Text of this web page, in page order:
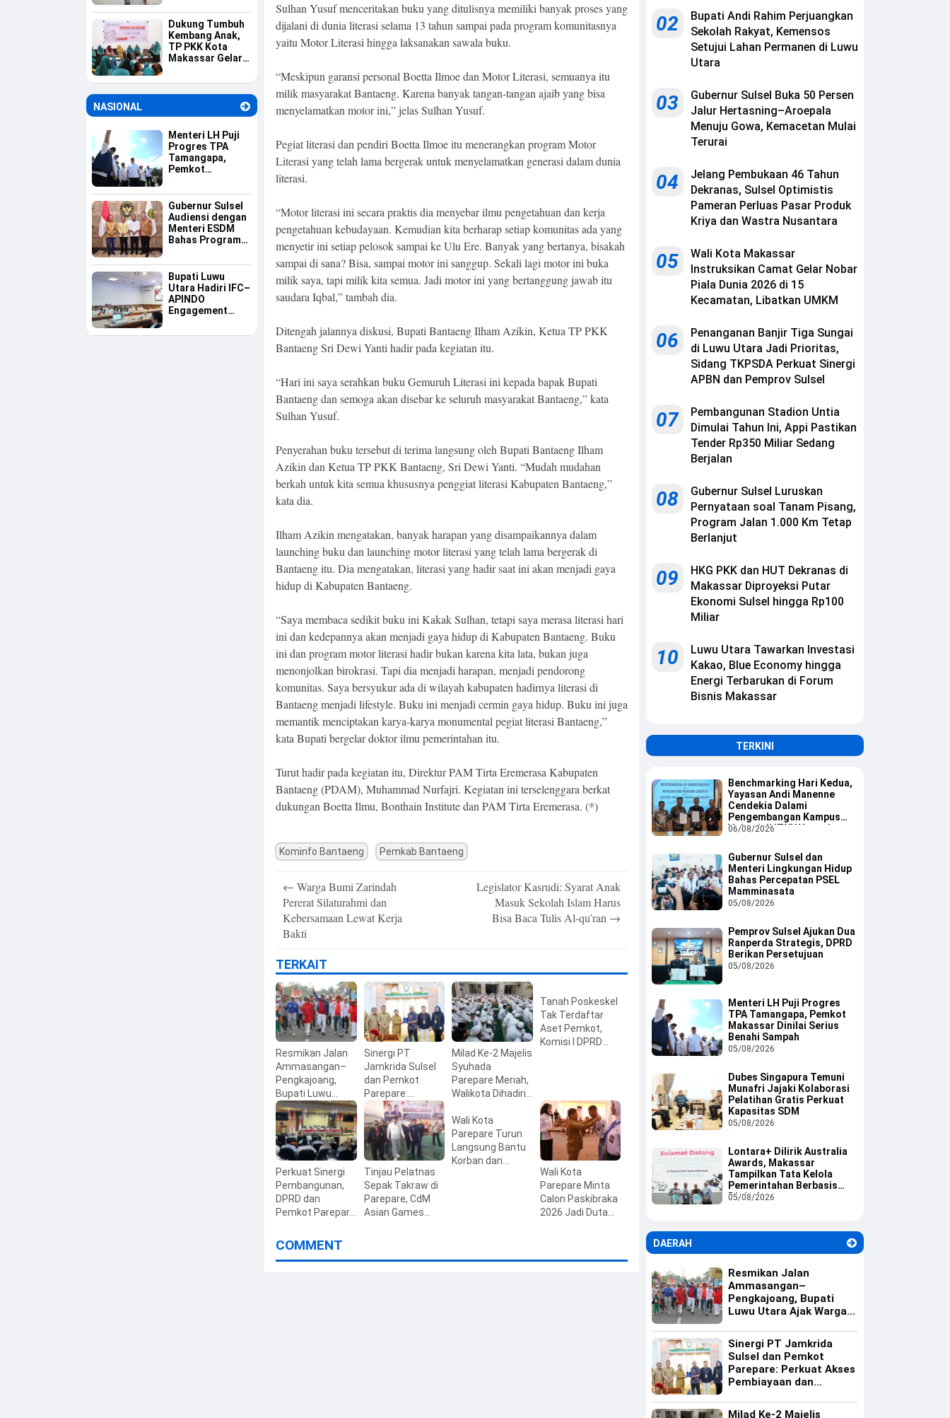
Budaya Pilah
Sampah
Dukung Tumbuh
Kembang Anak,
TP PKK Kota
Makassar Gelar
Eksklusif
NASIONAL
Menteri LH Puji
Progres TPA
Tamangapa,
Pemkot
Serius Benahi
Sampah
Gubernur Sulsel
Audiensi dengan
Menteri ESDM
Bahas Program
Kebutuhan BBM
Kepulauan
Bupati Luwu
Utara Hadiri IFC–
APINDO
Engagement
Investasi dan
Sulhan Yusuf menceritakan buku yang ditulisnya memiliki banyak proses yang
dijalani di dunia literasi selama 13 tahun sampai pada program komunitasnya
yaitu Motor Literasi hingga laksanakan sawala buku.
“Meskipun garansi personal Boetta Ilmoe dan Motor Literasi, semuanya itu
milik masyarakat Bantaeng. Karena banyak tangan-tangan ajaib yang bisa
menyelamatkan motor ini,” jelas Sulhan Yusuf.
Pegiat literasi dan pendiri Boetta Ilmoe itu menerangkan program Motor
Literasi yang telah lama bergerak untuk menyelamatkan generasi dalam dunia
literasi.
“Motor literasi ini secara praktis dia menyebar ilmu pengetahuan dan kerja
pengetahuan kebudayaan. Kemudian kita berharap setiap komunitas ada yang
menyetir ini setiap pelosok sampai ke Ulu Ere. Banyak yang bertanya, bisakah
sampai di sana? Bisa, sampai motor ini sanggup. Sekali lagi motor ini buka
milik saya, tapi milik kita semua. Jadi motor ini yang bertanggung jawab itu
saudara Iqbal,” tambah dia.
Ditengah jalannya diskusi, Bupati Bantaeng Ilham Azikin, Ketua TP PKK
Bantaeng Sri Dewi Yanti hadir pada kegiatan itu.
“Hari ini saya serahkan buku Gemuruh Literasi ini kepada bapak Bupati
Bantaeng dan semoga akan disebar ke seluruh masyarakat Bantaeng,” kata
Sulhan Yusuf.
Penyerahan buku tersebut di terima langsung oleh Bupati Bantaeng Ilham
Azikin dan Ketua TP PKK Bantaeng, Sri Dewi Yanti. “Mudah mudahan
berkah untuk kita semua khususnya penggiat literasi Kabupaten Bantaeng,”
kata dia.
Ilham Azikin mengatakan, banyak harapan yang disampaikannya dalam
launching buku dan launching motor literasi yang telah lama bergerak di
Bantaeng itu. Dia mengatakan, literasi yang hadir saat ini akan menjadi gaya
hidup di Kabupaten Bantaeng.
“Saya membaca sedikit buku ini Kakak Sulhan, tetapi saya merasa literasi hari
ini dan kedepannya akan menjadi gaya hidup di Kabupaten Bantaeng. Buku
ini dan program motor literasi hadir bukan karena kita lata, bukan juga
menonjolkan birokrasi. Tapi dia menjadi harapan, menjadi pendorong
komunitas. Saya bersyukur ada di wilayah kabupaten hadirnya literasi di
Bantaeng menjadi lifestyle. Buku ini menjadi cermin gaya hidup. Buku ini juga
memantik menciptakan karya-karya monumental pegiat literasi Bantaeng,”
kata Bupati bergelar doktor ilmu pemerintahan itu.
Turut hadir pada kegiatan itu, Direktur PAM Tirta Eremerasa Kabupaten
Bantaeng (PDAM), Muhammad Nurfajri. Kegiatan ini terselenggara berkat
dukungan Boetta Ilmu, Bonthain Institute dan PAM Tirta Eremerasa. (*)
Kominfo Bantaeng Pemkab Bantaeng
navigation
← Warga Bumi Zarindah
Pererat Silaturahmi dan
Kebersamaan Lewat Kerja
Bakti
Legislator Kasrudi: Syarat Anak
Masuk Sekolah Islam Harus
Bisa Baca Tulis Al-qu’ran →
TERKAIT
Resmikan Jalan
Ammasangan–
Pengkajoang,
Bupati Luwu
Utara Ajak Warga
Rawat
Infrastruktur
Sinergi PT
Jamkrida Sulsel
dan Pemkot
Parepare:
Perkuat Akses
Pembiayaan dan
Ekosistem UMKM
Milad Ke-2 Majelis
Syuhada
Parepare Meriah,
Walikota Dihadiri
Jemaah di Masjid
Al Manar
Tanah Poskeskel
Tak Terdaftar
Aset Pemkot,
Komisi I DPRD
Perkuat Sinergi
Pembangunan,
DPRD dan
Pemkot Parepare
Penyerahan KUA-
PPAS 2027
Tinjau Pelatnas
Sepak Takraw di
Parepare, CdM
Asian Games
Wali Kota
Parepare Turun
Langsung Bantu
Korban dan
Wali Kota
Parepare Minta
Calon Paskibraka
2026 Jadi Duta
COMMENT
02
Bupati Andi Rahim Perjuangkan
Sekolah Rakyat, Kemensos
Setujui Lahan Permanen di Luwu
Utara
03
Gubernur Sulsel Buka 50 Persen
Jalur Hertasning–Aroepala
Menuju Gowa, Kemacetan Mulai
Terurai
04
Jelang Pembukaan 46 Tahun
Dekranas, Sulsel Optimistis
Pameran Perluas Pasar Produk
Kriya dan Wastra Nusantara
05
Wali Kota Makassar
Instruksikan Camat Gelar Nobar
Piala Dunia 2026 di 15
Kecamatan, Libatkan UMKM
06
Penanganan Banjir Tiga Sungai
di Luwu Utara Jadi Prioritas,
Sidang TKPSDA Perkuat Sinergi
APBN dan Pemprov Sulsel
07
Pembangunan Stadion Untia
Dimulai Tahun Ini, Appi Pastikan
Tender Rp350 Miliar Sedang
Berjalan
08
Gubernur Sulsel Luruskan
Pernyataan soal Tanam Pisang,
Program Jalan 1.000 Km Tetap
Berlanjut
09
HKG PKK dan HUT Dekranas di
Makassar Diproyeksi Putar
Ekonomi Sulsel hingga Rp100
Miliar
10
Luwu Utara Tawarkan Investasi
Kakao, Blue Economy hingga
Energi Terbarukan di Forum
Bisnis Makassar
TERKINI
Benchmarking Hari Kedua,
Yayasan Andi Manenne
Cendekia Dalami
Pengembangan Kampus
Vokasi di ITNY Yogyakarta
06/08/2026
Gubernur Sulsel dan
Menteri Lingkungan Hidup
Bahas Percepatan PSEL
Mamminasata
05/08/2026
Pemprov Sulsel Ajukan Dua
Ranperda Strategis, DPRD
Berikan Persetujuan
05/08/2026
Menteri LH Puji Progres
TPA Tamangapa, Pemkot
Makassar Dinilai Serius
Benahi Sampah
05/08/2026
Dubes Singapura Temuni
Munafri Jajaki Kolaborasi
Pelatihan Gratis Perkuat
Kapasitas SDM
05/08/2026
Lontara+ Dilirik Australia
Awards, Makassar
Tampilkan Tata Kelola
Pemerintahan Berbasis
Digital
05/08/2026
DAERAH
Resmikan Jalan
Ammasangan–
Pengkajoang, Bupati
Luwu Utara Ajak Warga
Sinergi PT Jamkrida
Sulsel dan Pemkot
Parepare: Perkuat Akses
Pembiayaan dan
Milad Ke-2 Majelis